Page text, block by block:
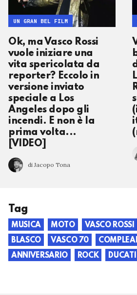
Ok, ma Vasco Rossi
vuole iniziare una
vita spericolata da
reporter? Eccolo in
versione inviato
speciale a Los
Angeles dopo gli
incendi. E non è la
prima volta...
[VIDEO]
di Jacopo Tona
UN GRAN BEL FILM
Tag
MUSICA MOTO VASCO ROSSI
BLASCO
VASCO 70
ANNIVERSARIO
ROCK DUCATI